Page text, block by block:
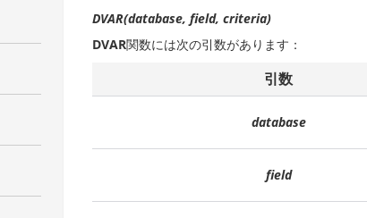
DVAR(database, field, criteria)
DVAR関数には次の引数があります：
引数
database
field